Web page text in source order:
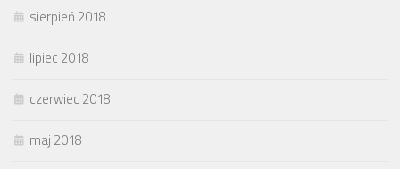
sierpień 2018
lipiec 2018
czerwiec 2018
maj 2018